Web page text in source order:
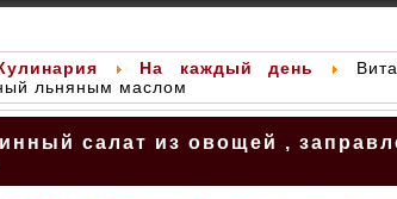
На каждый день
льняным маслом
салат из овощей ,